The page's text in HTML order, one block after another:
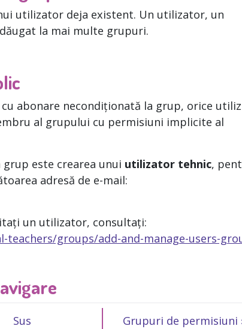
utilizator deja existent. Un utilizator, un
la mai multe grupuri.
abonare necondiționată la grup, orice
al grupului cu permisiuni implicite al
este crearea unui utilizator tehnic,
adresă de e-mail:
un utilizator, consultați:
groups/add-and-manage-users-
Sus Grupuri de permisiuni